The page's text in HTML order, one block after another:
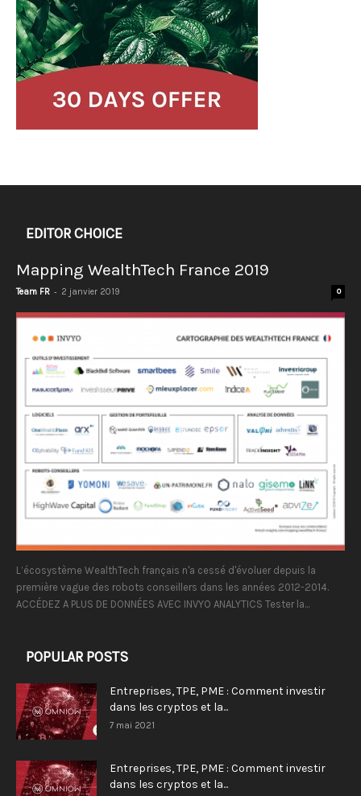
EDITOR CHOICE
Mapping WealthTech France 2019
Team FR - 2 janvier 2019 0
L’écosystème WealthTech français n'a cessé d'évoluer depuis la
première vague des robots conseillers dans les années 2012-2014.
ACCÉDEZ A PLUS DE DONNÉES AVEC INVYO ANALYTICS Tester la...
POPULAR POSTS
Entreprises, TPE, PME : Comment investir
dans les cryptos et la...
7 mai 2021
Entreprises, TPE, PME : Comment investir
dans les cryptos et la...